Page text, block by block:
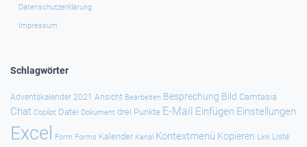
Datenschutzerklärung
Impressum
Schlagwörter
Adventskalender 2021 Ansicht Bearbeiten Besprechung Bild Camtasia
Chat Copilot Datei Dokument drei Punkte E-Mail Einfügen Einstellungen
Excel Form Forms Kalender Kanal Kontextmenü Kopieren Link Liste